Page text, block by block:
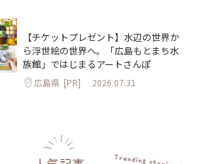
【チケットプレゼント】水辺の世界か
ら浮世絵の世界へ。「広島もとまち水
族館」ではじまるアートさんぽ
広島県 [PR] 2026.07.31